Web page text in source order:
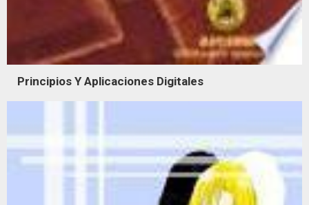
Principios Y Aplicaciones Digitales